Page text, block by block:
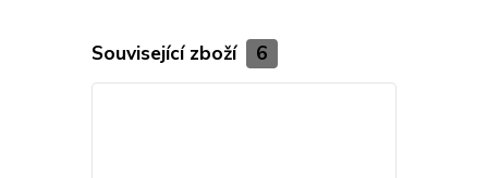
Související zboží 6